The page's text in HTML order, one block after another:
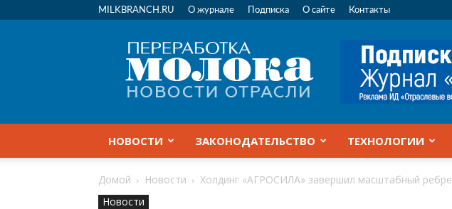
MILKBRANCH.RU О журнале Подписка О сайте Контакты
Переработка
молока
|
Новости
НОВОСТИ ЗАКОНОДАТЕЛЬСТВО ТЕХНОЛОГИИ
Домой Новости
Холдинг «АГРОСИЛА» завершил масштабный
Новости